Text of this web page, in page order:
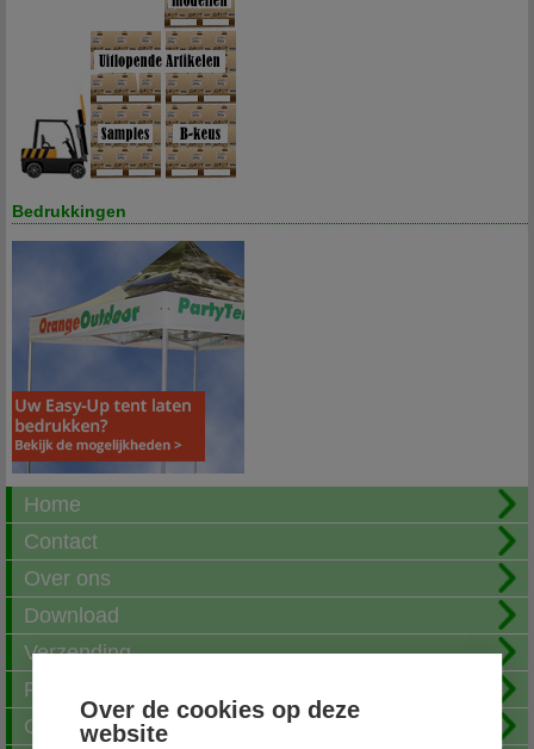
Over de cookies op deze
website
Bedrukkingen
Home
Contact
Over ons
Download
Verzending
Fotoalbum
Openingstijden